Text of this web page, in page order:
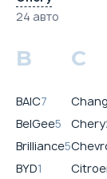
24 авто
B
BAIC7
BelGee5
Brilliance5
BYD1
C
Chery